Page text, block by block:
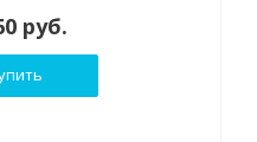
руб.